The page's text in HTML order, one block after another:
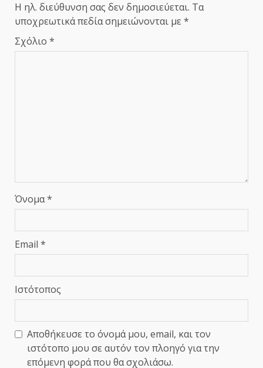
Η ηλ. διεύθυνση σας δεν δημοσιεύεται. Τα
υποχρεωτικά πεδία σημειώνονται με *
Σχόλιο *
Όνομα*
Email *
Ιστότοπος
Αποθήκευσε το όνομά μου, email, και τον
ιστότοπο μου σε αυτόν τον πλοηγό για την
επόμενη φορά που θα σχολιάσω.